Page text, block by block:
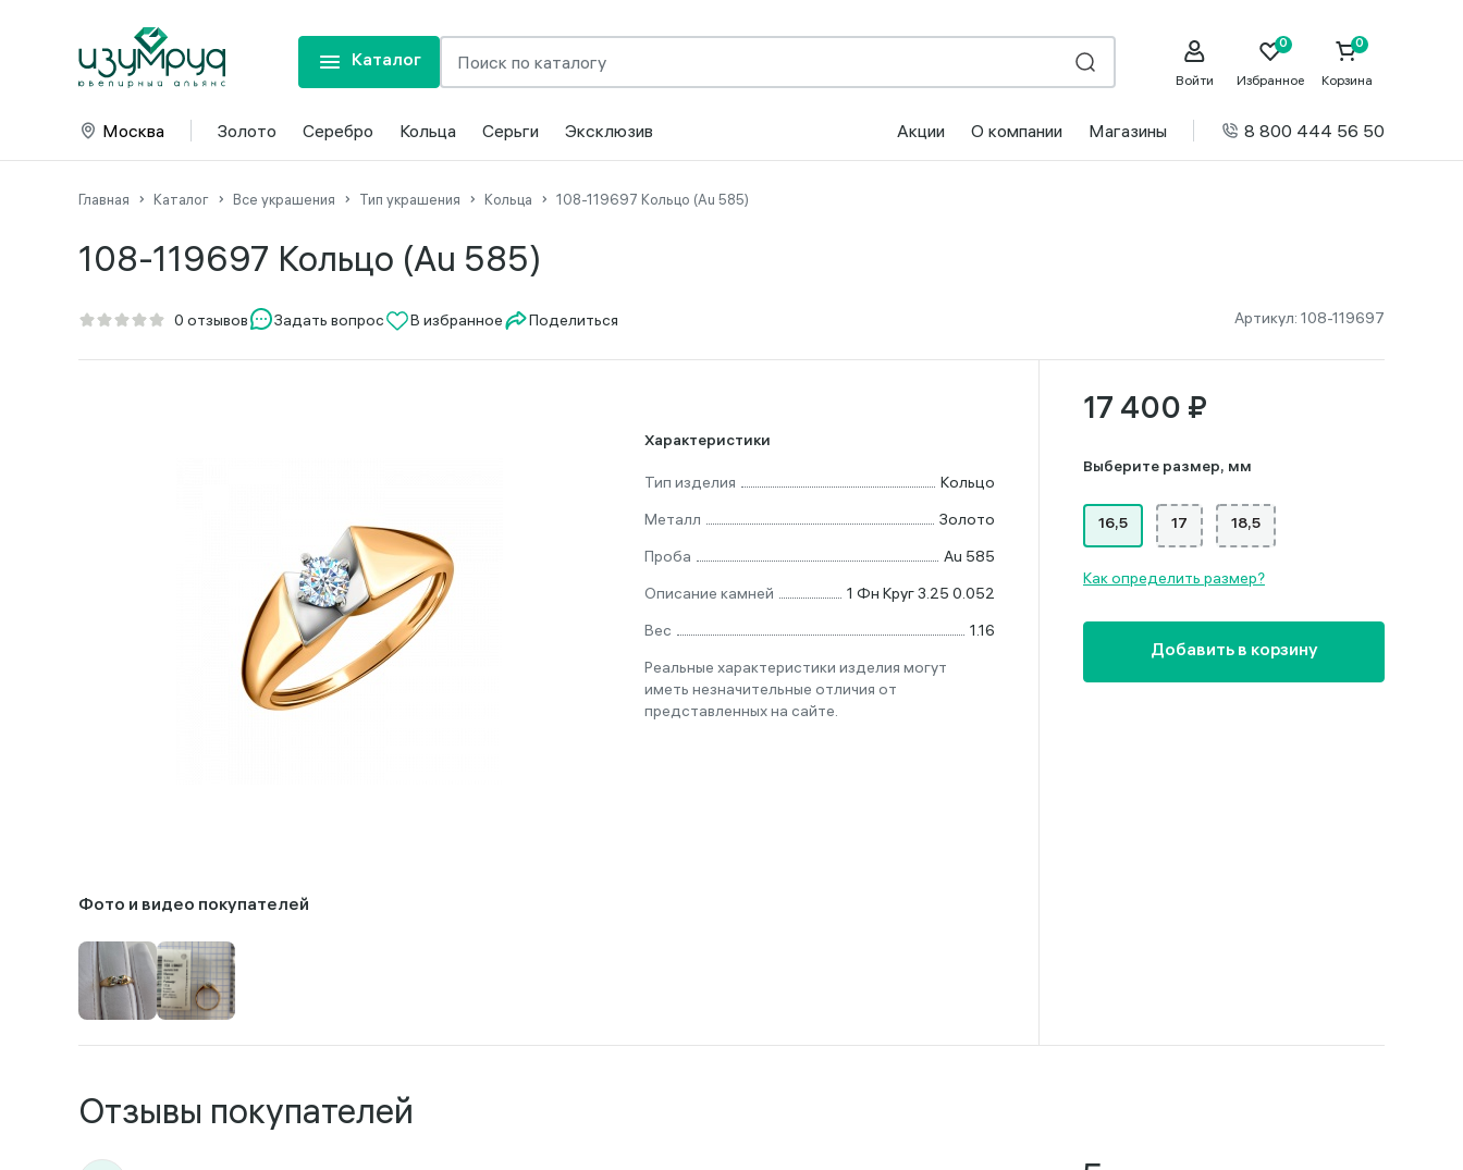
Каталог
Войти Избранное Корзина
Москва Золото Серебро Кольца Серьги Эксклюзив Акции О компании Магазины 8 800 444 56 50
Главная Каталог Все украшения Тип украшения Кольца 108-119697 Кольцо (Au 585)
108-119697 Кольцо (Au 585)
Задать вопрос Поделиться Артикул: 108-119697
Фото и видео покупателей
Характеристики
Тип изделия
Кольцо
Металл
Золото
Проба
Au 585
Описание камней
1 Фн Круг 3.25 0.052
Вес
1.16
Реальные характеристики изделия могут
иметь незначительные отличия от
представленных на сайте.
17 400 ₽
Выберите размер, мм
16,5 17 18,5
Как определить размер?
Добавить в корзину
Отзывы покупателей